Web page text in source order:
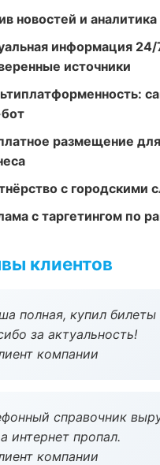
новостей и аналитика
информация 24/
источники
размещение
с городскими
с таргетингом по
клиентов
полная, купил билеты
за актуальность!
компании
справочник
интернет пропал.
компании